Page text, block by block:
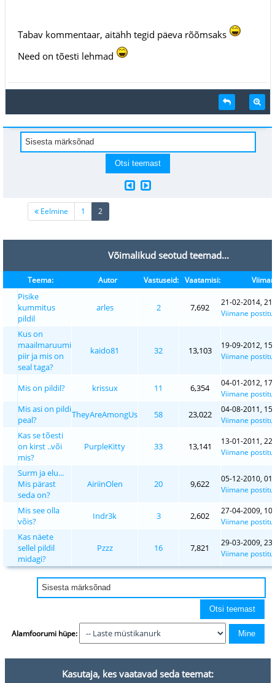
Tabav kommentaar, aitähh tegid päeva rõõmsaks
Need on tõesti lehmad
Eelmine 1 2
Võimalikud seotud teemad...
Teema: Autor Vastuseid: Vaatamisi:
Pisike
kummitus
pildil
arles 2 7,692
21-02-2014,
Viimane
Kus on
maailmaruumi
piir ja mis on
seal taga?
kaido81 32 13,103
19-09-2012,
Viimane
Mis on pildil? krissux 11 6,354
04-01-2012,
Viimane
Mis asi on pildi
peal?
TheyAreAmongUs 58 23,022
04-08-2011,
Viimane
Kas se tõesti
on kirst ..või
mis?
PurpleKitty 33 13,141
13-01-2011,
Viimane
Surm ja elu...
Mis pärast
seda on?
AiriinOlen 20 9,622
05-12-2010,
Viimane
Mis see olla
võis?
Indr3k 3 2,602
27-04-2009,
Viimane
Kas näete
sellel pildil
midagi?
Pzzz 16 7,821
29-03-2009,
Viimane
Alamfoorumi hüpe:
Kasutaja, kes vaatavad seda teemat: